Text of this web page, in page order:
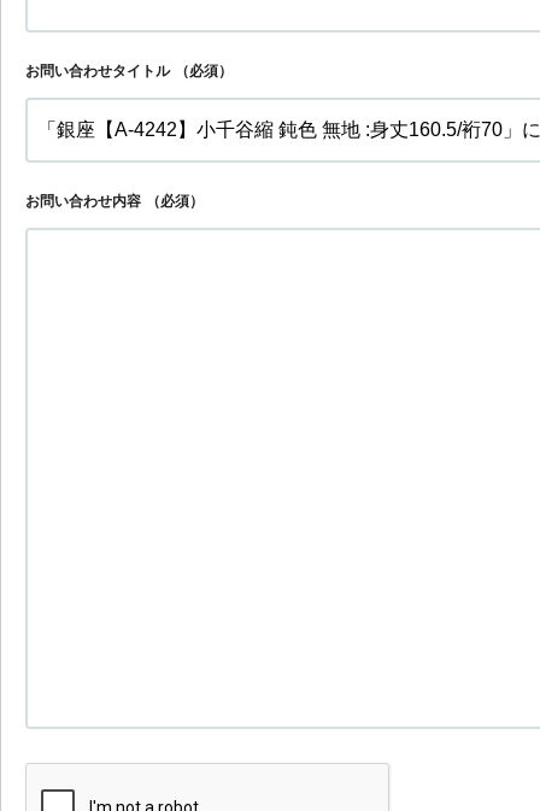
お問い合わせタイトル （必須）
お問い合わせ内容 （必須）